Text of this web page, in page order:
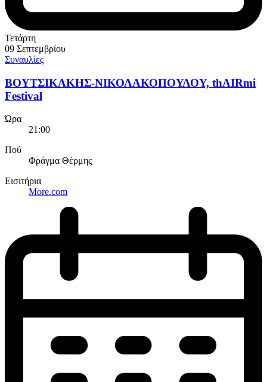
Τετάρτη
09 Σεπτεμβρίου
Συναυλίες
ΒΟΥΤΣΙΚΑΚΗΣ-ΝΙΚΟΛΑΚΟΠΟΥΛΟΥ, thAIRmi
Festival
Ώρα
21:00
Πού
Φράγμα Θέρμης
Εισιτήρια
More.com